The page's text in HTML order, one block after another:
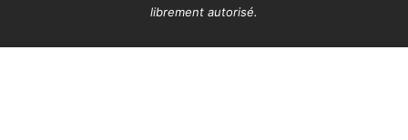
librement autorisé.